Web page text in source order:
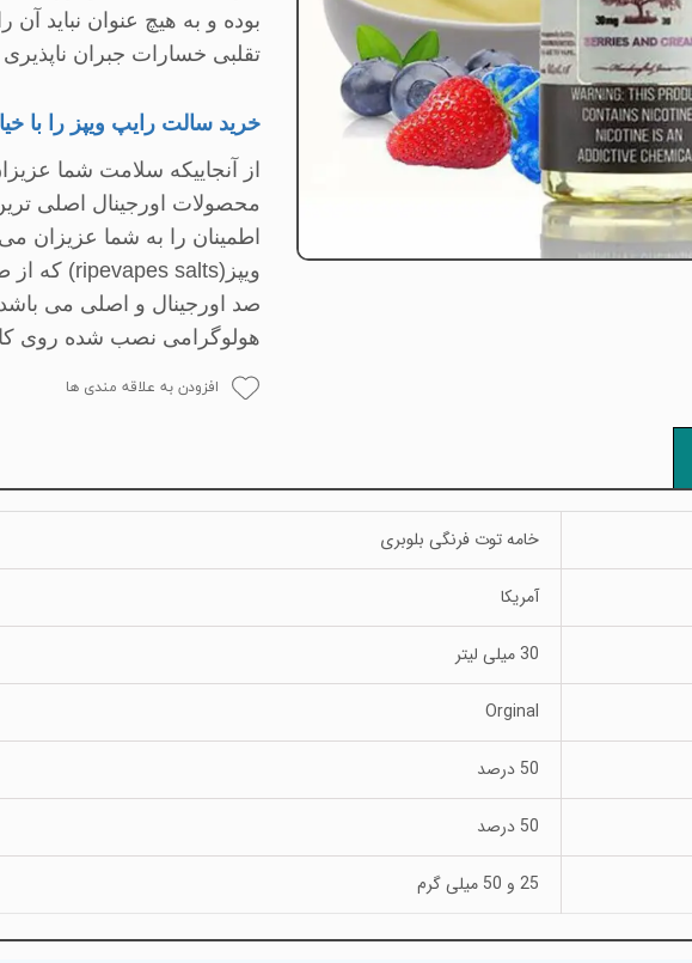
بوده و به هیچ عنوان نباید
تقلبی خسارات جبران
خرید سالت رایپ ویپز را با
از آنجاییکه سلامت شما
محصولات اورجینال اصلی
اطمینان را به شما عزیزان
ویپز(ripevapes salts) که از
صد اورجینال و اصلی می باشد
هولوگرامی نصب شده روی
افزودن به علاقه مندی ها
خامه توت فرنگی بلوبری
آمریکا
30 میلی لیتر
Orginal
50 درصد
50 درصد
25 و 50 میلی گرم